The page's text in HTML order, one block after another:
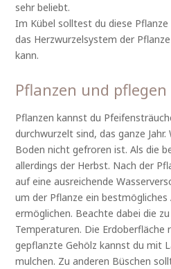
sehr beliebt.
Im Kübel solltest du diese
das Herzwurzelsystem der
kann.
Pflanzen und pflegen
Pflanzen kannst du
durchwurzelt sind, das ganze
Boden nicht gefroren ist. Als die
allerdings der Herbst. Nach der
auf eine ausreichende
um der Pflanze ein bestmögliches
ermöglichen. Beachte dabei die
Temperaturen. Die Erdoberfläche
gepflanzte Gehölz kannst du mit
mulchen. Zu anderen Büschen